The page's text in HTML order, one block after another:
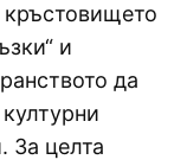
кръстовището
и
да
За целта